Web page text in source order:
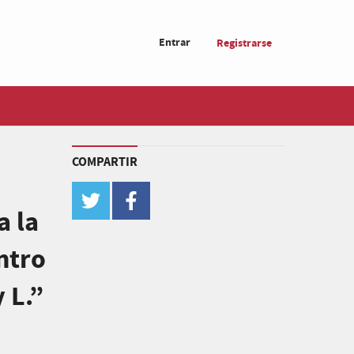
Entrar Registrarse
la
COMPARTIR
twitter